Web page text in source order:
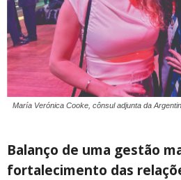
María Verónica Cooke, cônsul adjunta da
Balanço de uma gestão
fortalecimento das